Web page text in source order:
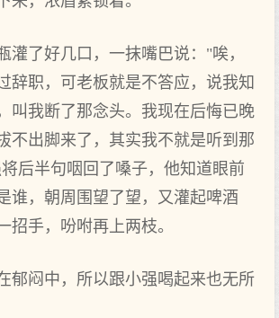
灌了好几口，一抹嘴巴说："唉，
辞职，可老板就是不答应，说我知
叫我断了那念头。我现在后悔已晚
不出脚来了，其实我不就是听到那
后半句咽回了嗓子，他知道眼前
谁，朝周围望了望，又灌起啤酒
招手，吩咐再上两枝。
郁闷中，所以跟小强喝起来也无所